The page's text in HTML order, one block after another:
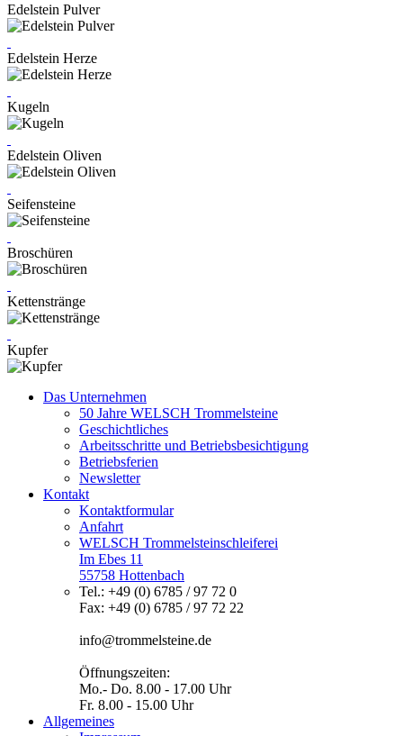
Edelstein Pulver
Edelstein Herze
Kugeln
Edelstein Oliven
Seifensteine
Broschüren
Kettenstränge
Kupfer
Das Unternehmen
50 Jahre WELSCH Trommelsteine
Geschichtliches
Arbeitsschritte und Betriebsbesichtigung
Betriebsferien
Newsletter
Kontakt
Kontaktformular
Anfahrt
WELSCH Trommelsteinschleiferei
Im Ebes 11
55758 Hottenbach
Tel.: +49 (0) 6785 / 97 72 0
Fax: +49 (0) 6785 / 97 72 22
info@trommelsteine.de
Öffnungszeiten:
Mo.- Do. 8.00 - 17.00 Uhr
Fr. 8.00 - 15.00 Uhr
Allgemeines